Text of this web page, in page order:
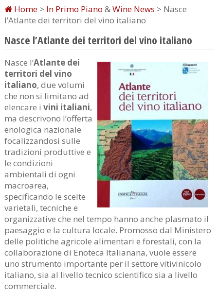
Home> In Primo Piano &Wine News > Nasce
l’Atlante dei territori del vino italiano
Nasce l’Atlante dei territori del vino italiano
Nasce l’Atlante dei
territori del vino
italiano, due volumi
che non si limitano ad
elencare i vini italiani,
ma descrivono l’offerta
enologica nazionale
focalizzandosi sulle
tradizioni produttive e
le condizioni
ambientali di ogni
macroarea,
specificando le scelte
varietali, tecniche e
organizzative che nel tempo hanno anche plasmato il
paesaggio e la cultura locale. Promosso dal Ministero
delle politiche agricole alimentari e forestali, con la
collaborazione di Enoteca Italianana, vuole essere
uno strumento importante per il settore vitivinicolo
italiano, sia al livello tecnico scientifico sia a livello
commerciale.